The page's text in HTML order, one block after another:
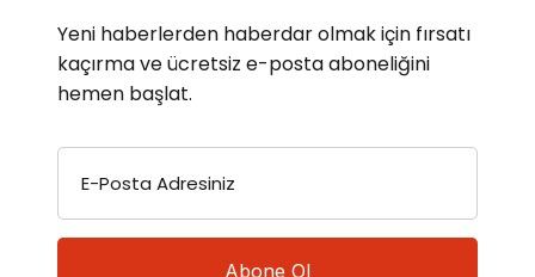
Yeni haberlerden haberdar olmak için fırsatı
kaçırma ve ücretsiz e-posta aboneliğini
hemen başlat.
E-Posta Adresiniz